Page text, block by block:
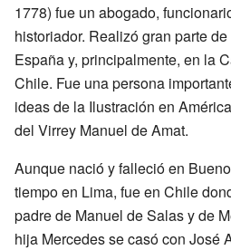
1778) fue un abogado,
historiador. Realizó gran parte
España y, principalmente, en la
Chile. Fue una persona
ideas de la Ilustración en
del Virrey Manuel de Amat.
Aunque nació y falleció en
tiempo en Lima, fue en Chile
padre de Manuel de Salas y de
hija Mercedes se casó con José